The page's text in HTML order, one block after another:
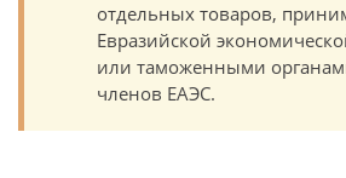
отдельных товаров,
Евразийской
или таможенными
членов ЕАЭС.